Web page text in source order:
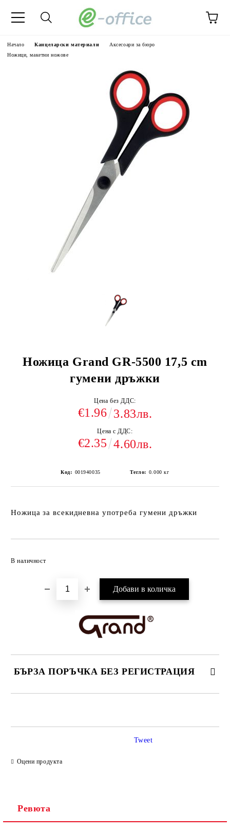
Начало Канцеларски материали
Аксесоари за бюро
Ножици, макетни ножове
Ножица Grand GR-5500 17,5 cm
гумени дръжки
Цена без ДДС:
€1.96 3.83лв.
Цена с ДДС:
€2.35 4.60лв.
Код: 001940035 Тегло: 0.000 кг
​Ножица за всекидневна употреба гумени дръжки
В наличност
БЪРЗА ПОРЪЧКА БЕЗ РЕГИСТРАЦИЯ
Оцени продукта
Tweet
Ревюта